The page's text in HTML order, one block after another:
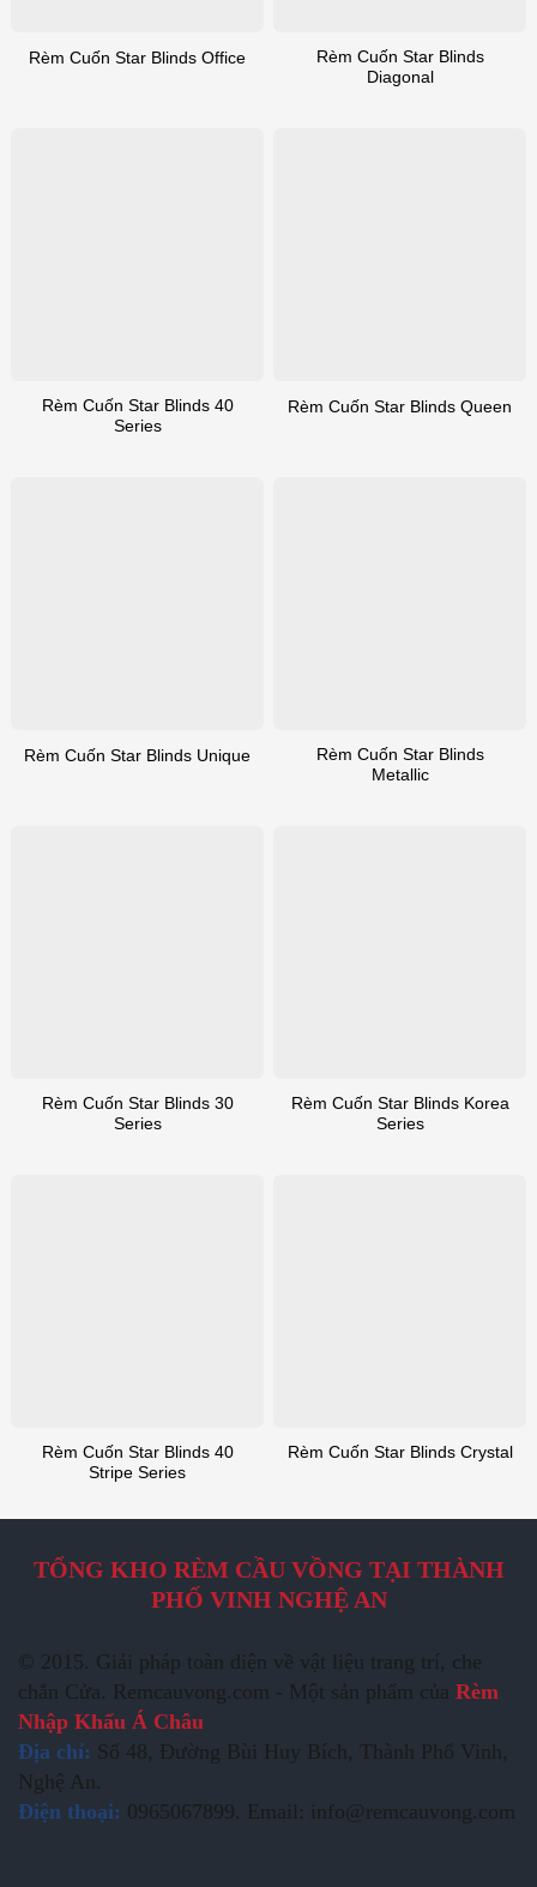
Rèm Cuốn Star Blinds Office
Rèm Cuốn Star Blinds
Diagonal
Rèm Cuốn Star Blinds 40
Series
Rèm Cuốn Star Blinds Queen
Rèm Cuốn Star Blinds Unique
Rèm Cuốn Star Blinds
Metallic
Rèm Cuốn Star Blinds 30
Series
Rèm Cuốn Star Blinds Korea
Series
Rèm Cuốn Star Blinds 40
Stripe Series
Rèm Cuốn Star Blinds Crystal
TỔNG KHO RÈM CẦU VỒNG TẠI THÀNH
PHỐ VINH NGHỆ AN
© 2015. Giải pháp toàn diện về vật liệu trang trí, che
chắn Cửa. Remcauvong.com - Một sản phẩm của Rèm
Nhập Khẩu Á Châu
Địa chỉ: Số 48, Đường Bùi Huy Bích, Thành Phố Vinh,
Nghệ An.
Điện thoại: 0965067899. Email: info@remcauvong.com